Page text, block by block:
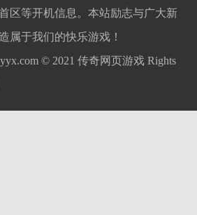
区等开机信息。本站励志与广大新
属于我们的快乐游戏！
© 2021 传奇网页游戏 Rights